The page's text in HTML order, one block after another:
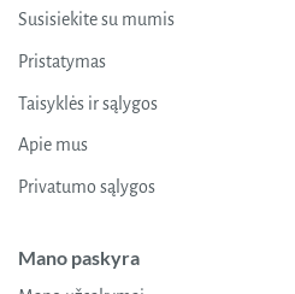
Susisiekite su mumis
Pristatymas
Taisyklės ir sąlygos
Apie mus
Privatumo sąlygos
Mano paskyra